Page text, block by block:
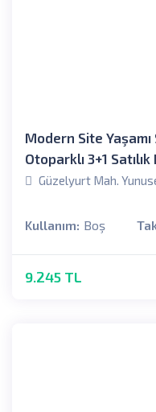
Modern Site
Otoparklı 3+1 Satılık
Güzelyurt Mah.
Kullanım: Boş
9.245 TL